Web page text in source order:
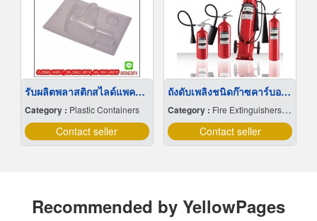
รับผลิตพลาสติกสไลด์แพคขึ้นรูป
Category : Plastic Containers
Contact seller
ถังดับเพลิงชนิดก๊าซคาร์บอนไดออกไซด์
Category : Fire Extinguishers & Equipment
Contact seller
Recommended by YellowPages